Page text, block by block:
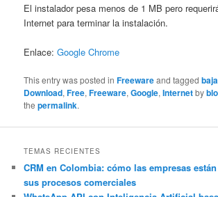
El instalador pesa menos de 1 MB pero
Internet para terminar la instalación.
Enlace:Google Chrome
This entry was posted inFreewareand tagged
Download,Free,Freeware,Google,Internetby
thepermalink.
TEMAS RECIENTES
CRM en Colombia: cómo las empresas
sus procesos comerciales